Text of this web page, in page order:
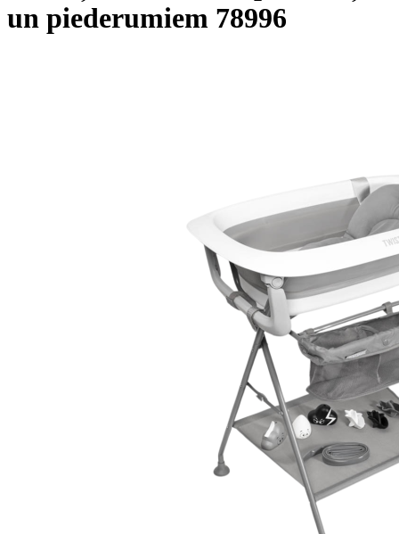
un piederumiem 78996